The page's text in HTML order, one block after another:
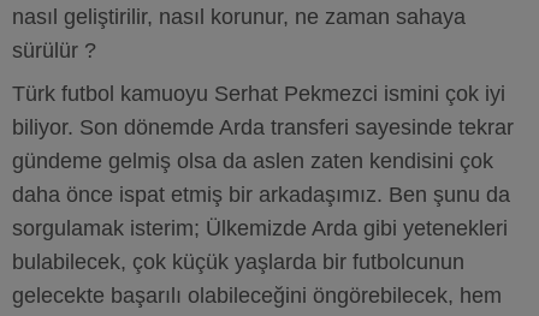
nasıl geliştirilir, nasıl korunur, ne zaman sahaya
sürülür ?
Türk futbol kamuoyu Serhat Pekmezci ismini çok iyi
biliyor. Son dönemde Arda transferi sayesinde tekrar
gündeme gelmiş olsa da aslen zaten kendisini çok
daha önce ispat etmiş bir arkadaşımız. Ben şunu da
sorgulamak isterim; Ülkemizde Arda gibi yetenekleri
bulabilecek, çok küçük yaşlarda bir futbolcunun
gelecekte başarılı olabileceğini öngörebilecek, hem